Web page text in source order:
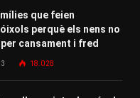
que feien
perquè els nens no
cansament i fred
18.028